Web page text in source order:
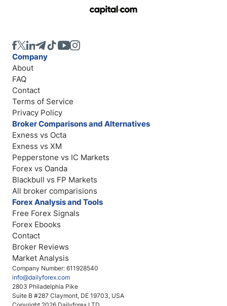
Company Number: 611928540
info@dailyforex.com
2803 Philadelphia Pike
Suite B #287 Claymont, DE 19703, USA
Company
About
FAQ
Contact
Terms of Service
Privacy Policy
Broker Comparisons and Alternatives
Exness vs Octa
Exness vs XM
Pepperstone vs IC Markets
Forex vs Oanda
Blackbull vs FP Markets
All broker comparisions
Forex Analysis and Tools
Free Forex Signals
Forex Ebooks
Contact
Broker Reviews
Market Analysis